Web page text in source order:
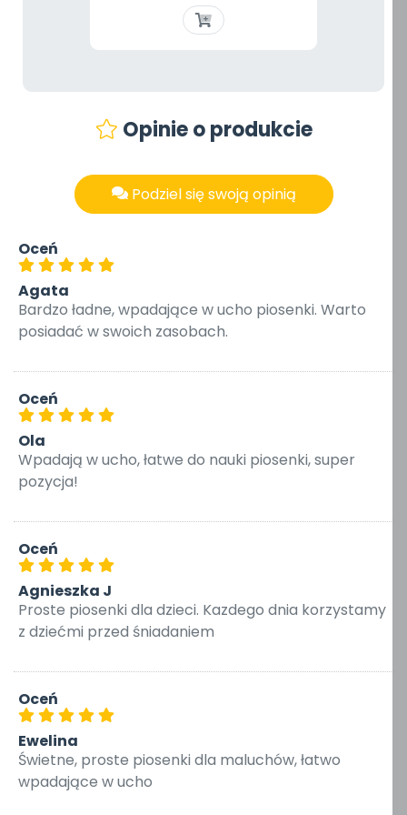
Opinie o produkcie
Podziel się swoją opinią
Oceń
Agata
Bardzo ładne, wpadające w ucho piosenki. Warto
posiadać w swoich zasobach.
Oceń
Ola
Wpadają w ucho, łatwe do nauki piosenki, super
pozycja!
Oceń
Agnieszka J
Proste piosenki dla dzieci. Kazdego dnia korzystamy
z dziećmi przed śniadaniem
Oceń
Ewelina
Świetne, proste piosenki dla maluchów, łatwo
wpadające w ucho